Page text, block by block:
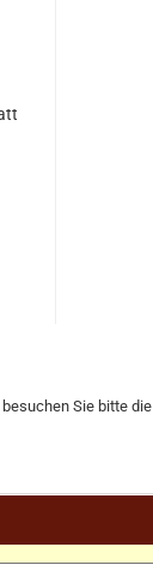
Sie bitte die